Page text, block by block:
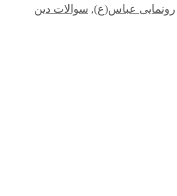
رونمایی عباس(ع), سوالات دین